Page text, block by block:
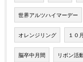
世界アルツハイマーデー
オレンジリング １０
脳卒中月間 リボン活